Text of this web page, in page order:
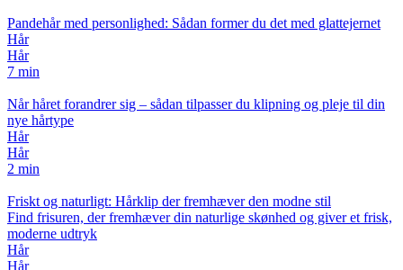
Pandehår med personlighed: Sådan former du det med glattejernet
Hår
Hår
7 min
Når håret forandrer sig – sådan tilpasser du klipning og pleje til din
nye hårtype
Hår
Hår
2 min
Friskt og naturligt: Hårklip der fremhæver den modne stil
Find frisuren, der fremhæver din naturlige skønhed og giver et frisk,
moderne udtryk
Hår
Hår